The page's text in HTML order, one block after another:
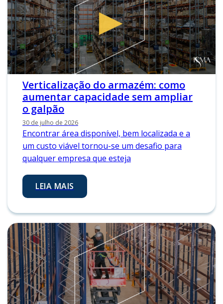
Verticalização do armazém: como
aumentar capacidade sem ampliar
o galpão
30 de julho de 2026
Encontrar área disponível, bem localizada e a
um custo viável tornou-se um desafio para
qualquer empresa que esteja
LEIA MAIS